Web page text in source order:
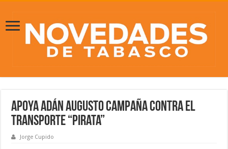
Apoya Adán Augusto campaña contra el
transporte “pirata”
Jorge Cupido